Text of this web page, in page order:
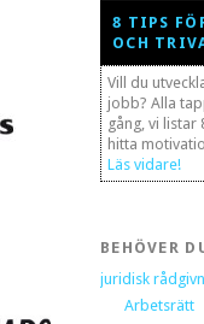
8 TIPS
OCH
Vill du
jobb? Alla
gång, vi listar
hitta
Läs vidare!
BEHÖVER
juridisk
Arbetsrätt